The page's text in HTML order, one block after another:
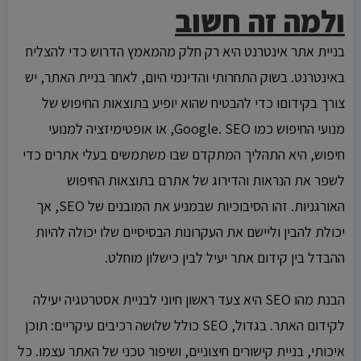
ולמה זה חשוב
בניית אתר אינטרנט היא רק חלק מהמאמץ הדרוש כדי להצליח
באינטרנט. בשוק התחרותי והדינמי היום, לאחר בניית האתר, יש
צורך בקידוםו כדי להבטיח שהוא יופיע בתוצאות החיפוש של
מנועי החיפוש כמו Google. SEO, או אופטימיזציה למנועי
חיפוש, היא התהליך המתקדם שבו משתמשים בעלי אתרים כדי
לשפר את הנראות והדירוג של אתרם בתוצאות החיפוש
האורגניות. זהו הסיבוכיות שבמניע את המובנים של SEO, אך
יכולת להבין וליישם את העקרונות הבסיסיים שלו יכולה להיות
ההבדל בין קידום אתר יעיל לבין כישלון מוחלט.
הבנת מהו SEO היא צעד ראשון חיוני לבניית אסטרטגיה יעילה
לקידום האתר. בגדול, SEO כולל שלושה רכיבים עיקריים: תוכן
איכותי, בניית קישורים חיצוניים, ושיפור טכני של האתר עצמו. כל